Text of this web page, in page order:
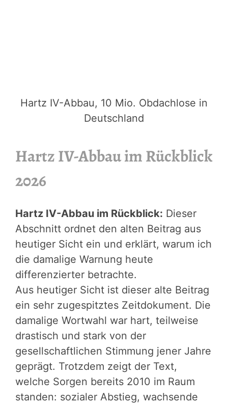
Hartz IV-Abbau, 10 Mio. Obdachlose in
Deutschland
Hartz IV-Abbau im Rückblick
2026
Hartz IV-Abbau im Rückblick: Dieser
Abschnitt ordnet den alten Beitrag aus
heutiger Sicht ein und erklärt, warum ich
die damalige Warnung heute
differenzierter betrachte.
Aus heutiger Sicht ist dieser alte Beitrag
ein sehr zugespitztes Zeitdokument. Die
damalige Wortwahl war hart, teilweise
drastisch und stark von der
gesellschaftlichen Stimmung jener Jahre
geprägt. Trotzdem zeigt der Text,
welche Sorgen bereits 2010 im Raum
standen: sozialer Abstieg, wachsende